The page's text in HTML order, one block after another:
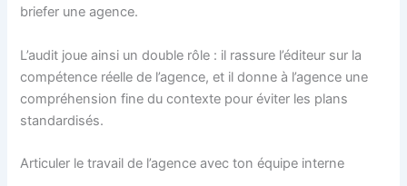
briefer une agence.
L’audit joue ainsi un double rôle : il rassure l’éditeur sur la
compétence réelle de l’agence, et il donne à l’agence une
compréhension fine du contexte pour éviter les plans
standardisés.
Articuler le travail de l’agence avec ton équipe interne